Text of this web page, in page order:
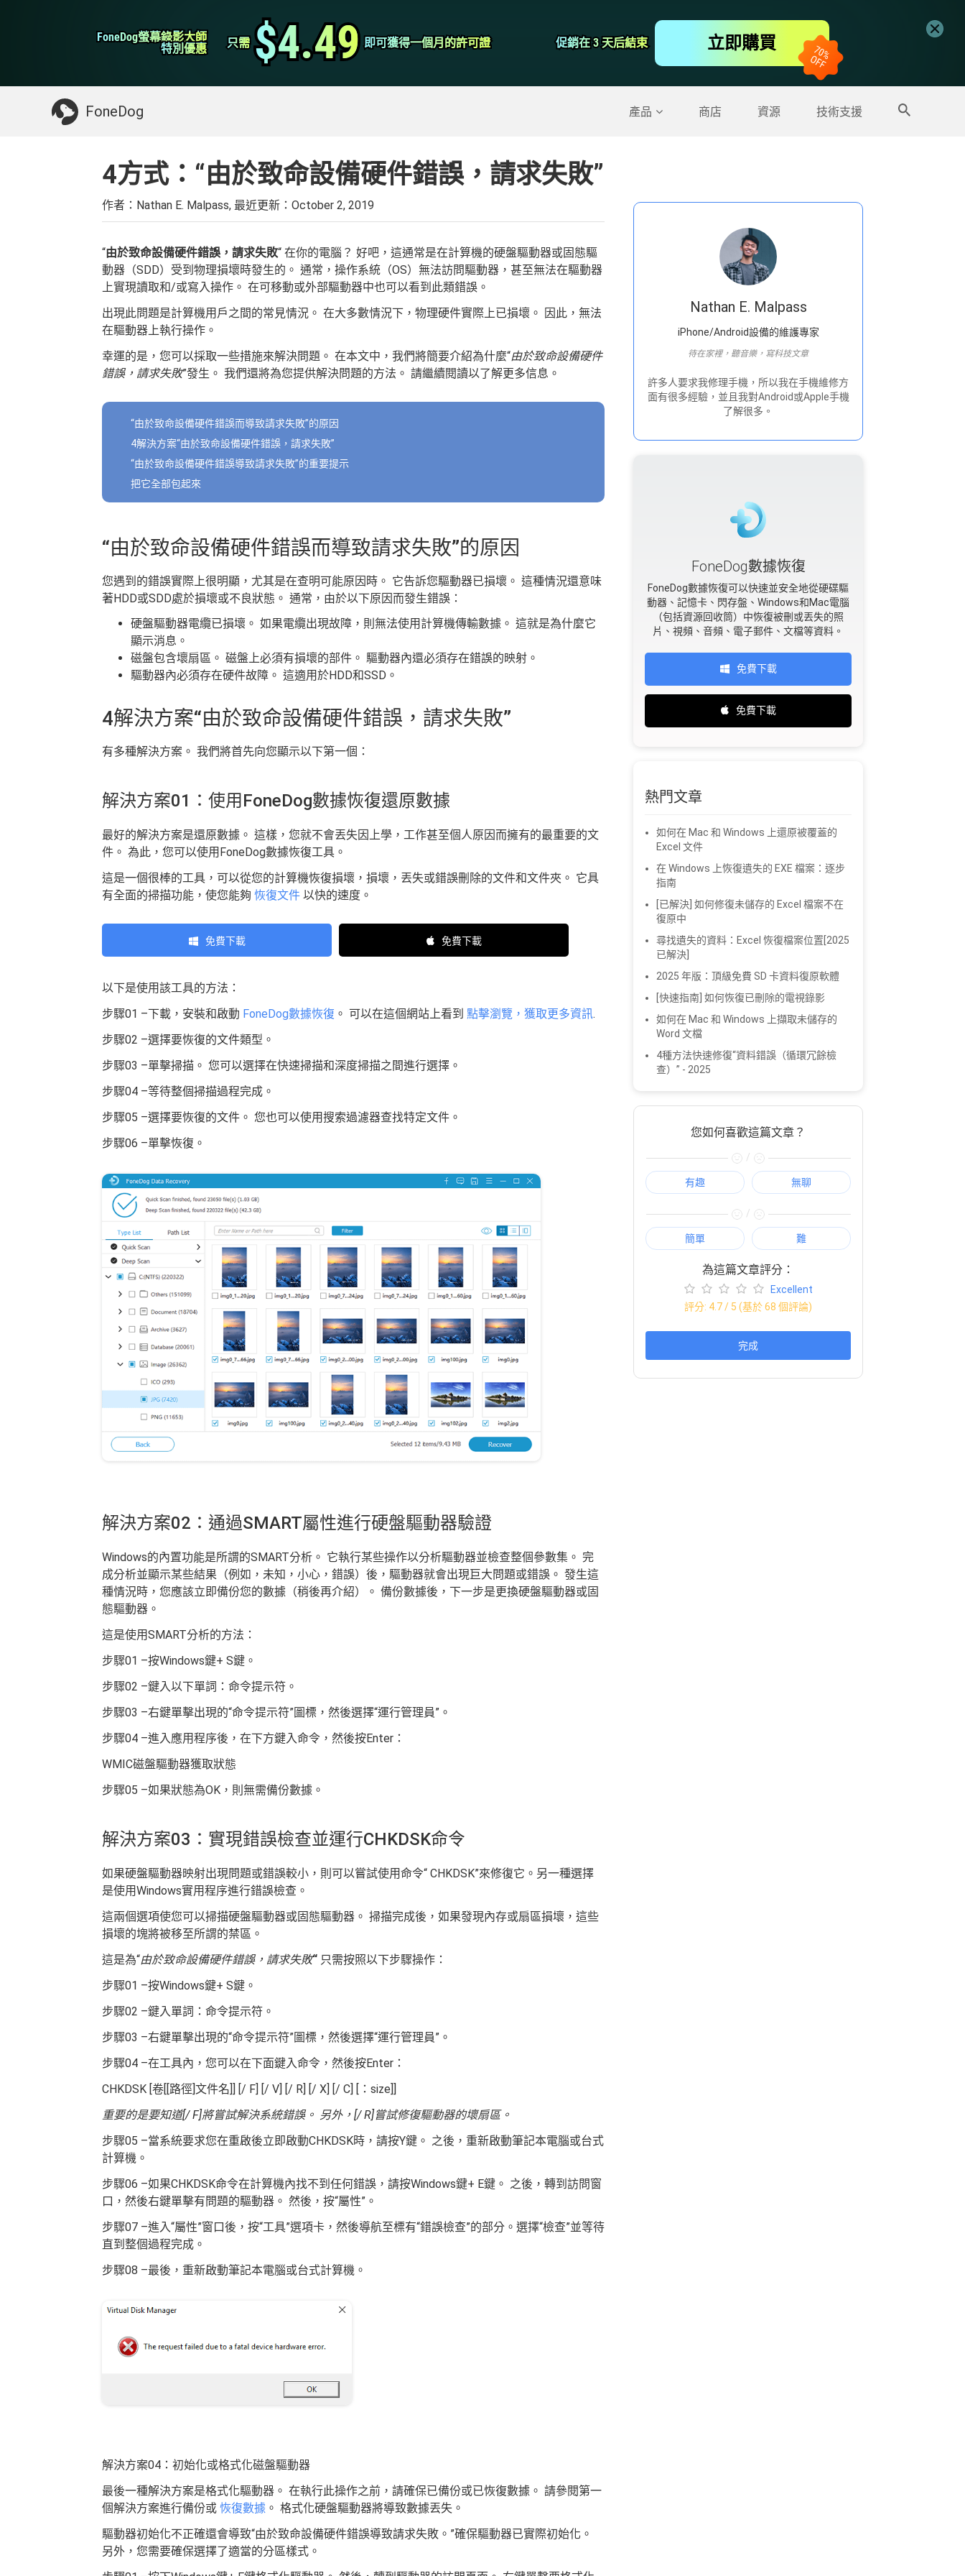
FoneDog螢幕錄影大師
FoneDog螢幕錄影大師
特別優惠
特別優惠 只需
只需 $4.49
$4.49 即可獲得一個月的許可證
即可獲得一個月的許可證 促銷在 3 天后結束
促銷在 3 天后結束 立即購買
FoneDog 產品 商店 資源 技術支援
iPhone 清理 屏幕錄像大師
你可能需要的東西： 更多產品
4方式：“由於致命設備硬件錯誤，請求失敗”
作者：Nathan E. Malpass, 最近更新： October 2, 2019
“由於致命設備硬件錯誤，請求失敗“ 在你的電腦？ 好吧，這通常是在計算機的硬盤驅動器或固態驅
動器（SDD）受到物理損壞時發生的。 通常，操作系統（OS）無法訪問驅動器，甚至無法在驅動器
上實現讀取和/或寫入操作。 在可移動或外部驅動器中也可以看到此類錯誤。
出現此問題是計算機用戶之間的常見情況。 在大多數情況下，物理硬件實際上已損壞。 因此，無法
在驅動器上執行操作。
幸運的是，您可以採取一些措施來解決問題。 在本文中，我們將簡要介紹為什麼“由於致命設備硬件
錯誤，請求失敗”發生。 我們還將為您提供解決問題的方法。 請繼續閱讀以了解更多信息。
“由於致命設備硬件錯誤而導致請求失敗”的原因
4解決方案“由於致命設備硬件錯誤，請求失敗”
“由於致命設備硬件錯誤導致請求失敗”的重要提示
把它全部包起來
“由於致命設備硬件錯誤而導致請求失敗”的原因
您遇到的錯誤實際上很明顯，尤其是在查明可能原因時。 它告訴您驅動器已損壞。 這種情況還意味
著HDD或SDD處於損壞或不良狀態。 通常，由於以下原因而發生錯誤：
硬盤驅動器電纜已損壞。 如果電纜出現故障，則無法使用計算機傳輸數據。 這就是為什麼它
顯示消息。
磁盤包含壞扇區。 磁盤上必須有損壞的部件。 驅動器內還必須存在錯誤的映射。
驅動器內必須存在硬件故障。 這適用於HDD和SSD。
4解決方案“由於致命設備硬件錯誤，請求失敗”
有多種解決方案。 我們將首先向您顯示以下第一個：
解決方案01：使用FoneDog數據恢復還原數據
最好的解決方案是還原數據。 這樣，您就不會丟失因上學，工作甚至個人原因而擁有的最重要的文
件。 為此，您可以使用FoneDog數據恢復工具。
這是一個很棒的工具，可以從您的計算機恢復損壞，損壞，丟失或錯誤刪除的文件和文件夾。 它具
有全面的掃描功能，使您能夠 恢復文件 以快的速度。
免費下載 免費下載
以下是使用該工具的方法：
步驟01 –下載，安裝和啟動 FoneDog數據恢復 。 可以在這個網站上看到 點擊瀏覽，獲取更多資訊.
步驟02 –選擇要恢復的文件類型。
步驟03 –單擊掃描。 您可以選擇在快速掃描和深度掃描之間進行選擇。
步驟04 –等待整個掃描過程完成。
步驟05 –選擇要恢復的文件。 您也可以使用搜索過濾器查找特定文件。
步驟06 –單擊恢復。
解決方案02：通過SMART屬性進行硬盤驅動器驗證
Windows的內置功能是所謂的SMART分析。 它執行某些操作以分析驅動器並檢查整個參數集。 完
成分析並顯示某些結果（例如，未知，小心，錯誤）後，驅動器就會出現巨大問題或錯誤。 發生這
種情況時，您應該立即備份您的數據（稍後再介紹）。 備份數據後，下一步是更換硬盤驅​​動器或固
態驅動器。
這是使用SMART分析的方法：
步驟01 –按Windows鍵+ S鍵。
步驟02 –鍵入以下單詞：命令提示符。
步驟03 –右鍵單擊出現的“命令提示符”圖標，然後選擇“運行管理員”。
步驟04 –進入應用程序後，在下方鍵入命令，然後按Enter：
WMIC磁盤驅動器獲取狀態
步驟05 –如果狀態為OK，則無需備份數據。
解決方案03：實現錯誤檢查並運行CHKDSK命令
如果硬盤驅動器映射出現問題或錯誤較小，則可以嘗試使用命令“ CHKDSK”來修復它。另一種選擇
是使用Windows實用程序進行錯誤檢查。
這兩個選項使您可以掃描硬盤驅動器或固態驅動器。 掃描完成後，如果發現內存或扇區損壞，這些
損壞的塊將被移至所謂的禁區。
這是為“由於致命設備硬件錯誤，請求失敗“ 只需按照以下步驟操作：
步驟01 –按Windows鍵+ S鍵。
步驟02 –鍵入單詞：命令提示符。
步驟03 –右鍵單擊出現的“命令提示符”圖標，然後選擇“運行管理員”。
步驟04 –在工具內，您可以在下面鍵入命令，然後按Enter：
CHKDSK [卷[[路徑]文件名]] [/ F] [/ V] [/ R] [/ X] [/ C] [：size]]
重要的是要知道[/ F]將嘗試解決系統錯誤。 另外，[/ R]嘗試修復驅動器的壞扇區。
步驟05 –當系統要求您在重啟後立即啟動CHKDSK時，請按Y鍵。 之後，重新啟動筆記本電腦或台式
計算機。
步驟06 –如果CHKDSK命令在計算機內找不到任何錯誤，請按Windows鍵+ E鍵。 之後，轉到訪問窗
口，然後右鍵單擊有問題的驅動器。 然後，按“屬性”。
步驟07 –進入“屬性”窗口後，按“工具”選項卡，然後導航至標有“錯誤檢查”的部分。選擇“檢查”並等待
直到整個過程完成。
步驟08 –最後，重新啟動筆記本電腦或台式計算機。
解決方案04：初始化或格式化磁盤驅動器
最後一種解決方案是格式化驅動器。 在執行此操作之前，請確保已備份或已恢復數據。 請參閱第一
個解決方案進行備份或 恢復數據 。 格式化硬盤驅動器將導致數據丟失。
驅動器初始化不正確還會導致“由於致命設備硬件錯誤導致請求失敗。”確保驅動器已實際初始化。
另外，您需要確保選擇了適當的分區樣式。
Nathan E. Malpass
iPhone/Android設備的維護專家
待在家裡，聽音樂，寫科技文章
許多人要求我修理手機，所以我在手機維修方
面有很多經驗，並且我對Android或Apple手機
了解很多。
FoneDog數據恢復
FoneDog數據恢復可以快速並安全地從硬碟驅
動器、記憶卡、閃存盤、Windows和Mac電腦
（包括資源回收筒）中恢復被刪或丟失的照
片、視頻、音頻、電子郵件、文檔等資料。
免費下載
免費下載
熱門文章
如何在 Mac 和 Windows 上還原被覆蓋的
Excel 文件
在 Windows 上恢復遺失的 EXE 檔案：逐步
指南
[已解決] 如何修復未儲存的 Excel 檔案不在
復原中
尋找遺失的資料：Excel 恢復檔案位置[2025
已解決]
2025 年版：頂級免費 SD 卡資料復原軟體
[快速指南] 如何恢復已刪除的電視錄影
如何在 Mac 和 Windows 上擷取未儲存的
Word 文檔
4種方法快速修復“資料錯誤（循環冗餘檢
查）” - 2025
您如何喜歡這篇文章？
/
有趣 無聊
/
簡單 難
為這篇文章評分：
Excellent
評分: 4.7/ 5 (基於68 個評論)
完成